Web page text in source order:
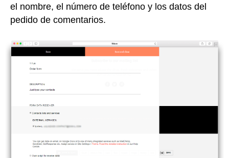
el nombre, el número de teléfono y los datos del
pedido de comentarios.